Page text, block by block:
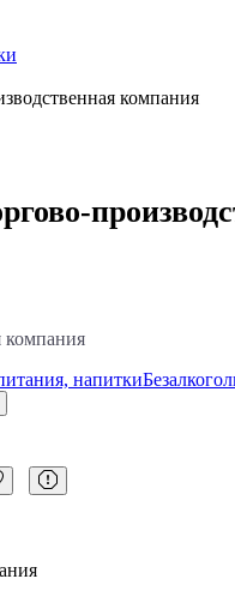
компания
компания
напитки